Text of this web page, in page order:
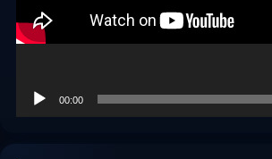
00:00